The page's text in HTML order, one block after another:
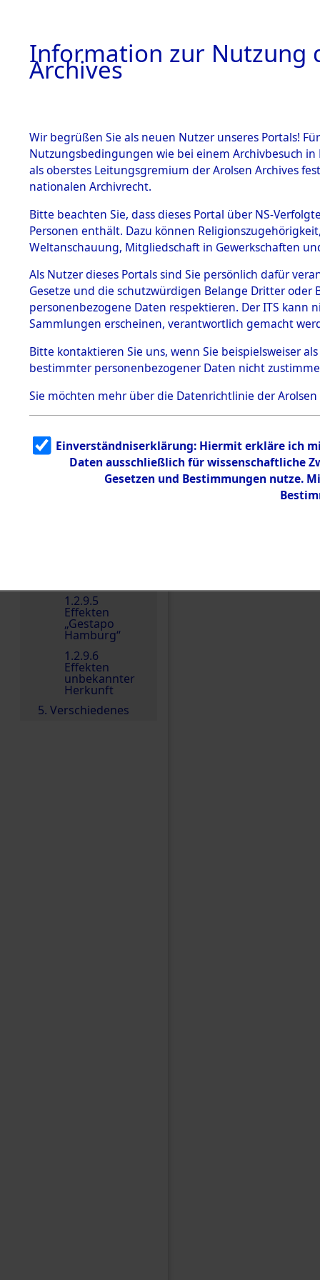
BESTÄNDE
1.
Inhaftierungsdoku
mente
1.2.9 Beim ITS
Effekten
1.2.9.1
Effekten aus
dem KZ
Dachau
1.2.9.2
Effekten aus
dem KZ
Bayerisches
1.2.9.3
Effekten aus
dem KZ
Neuengamm
1.2.9.5
Effekten
„Gestapo
Hamburg“
1.2.9.6
Effekten
unbekannter
Herkunft
5. Verschiedenes
0005
Einen Kommentar
Information zur Nutzung
Archives
Wir begrüßen Sie als neuen Nutzer unseres Portals!
Nutzungsbedingungen wie bei einem Archivbesuch
als oberstes Leitungsgremium der Arolsen Archives
nationalen Archivrecht.
Bitte beachten Sie, dass dieses Portal über NS-
Personen enthält. Dazu können
Weltanschauung, Mitgliedschaft in Gewerkschaften
Als Nutzer dieses Portals sind Sie persönlich dafür
Gesetze und die schutzwürdigen Belange Dritter
personenbezogene Daten respektieren. Der ITS
Sammlungen erscheinen, verantwortlich gemacht
Bitte kontaktieren Sie uns, wenn Sie beispielsweiser
bestimmter personenbezogener Daten nicht
Sie möchten mehr über die Datenrichtlinie der Arolsen
Einverständniserklärung: Hiermit erkläre ich
Daten ausschließlich für wissenschaftliche
Gesetzen und Bestimmungen nutze.